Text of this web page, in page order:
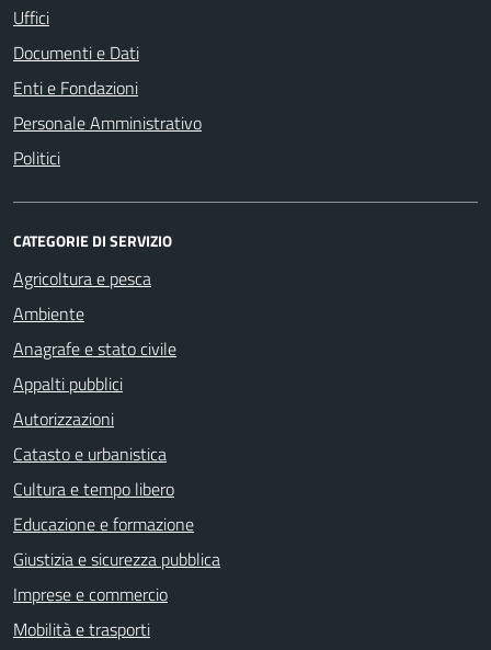
Uffici
Documenti e Dati
Enti e Fondazioni
Personale Amministrativo
Politici
CATEGORIE DI SERVIZIO
Agricoltura e pesca
Ambiente
Anagrafe e stato civile
Appalti pubblici
Autorizzazioni
Catasto e urbanistica
Cultura e tempo libero
Educazione e formazione
Giustizia e sicurezza pubblica
Imprese e commercio
Mobilità e trasporti